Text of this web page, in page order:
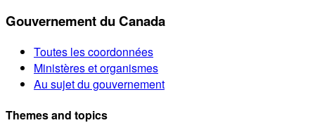
Gouvernement du Canada
Toutes les coordonnées
Ministères et organismes
Au sujet du gouvernement
Themes and topics